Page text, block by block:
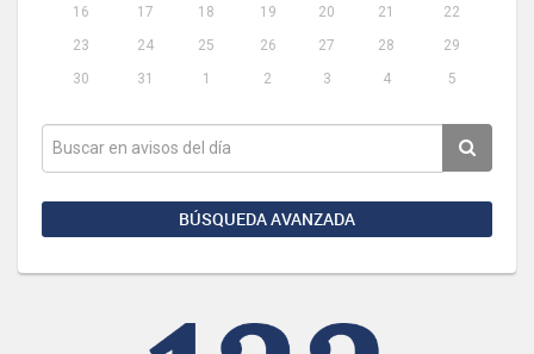
16
17 18 19 20 21
22
23
24 25 26 27 28
29
30
31 1 2 3 4 5
BÚSQUEDA AVANZADA